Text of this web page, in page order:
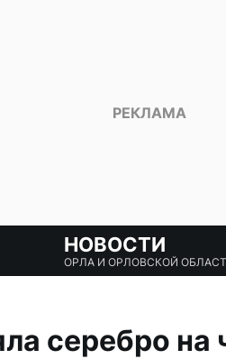
НОВОСТИ
ОРЛА И ОРЛОВСКОЙ
серебро